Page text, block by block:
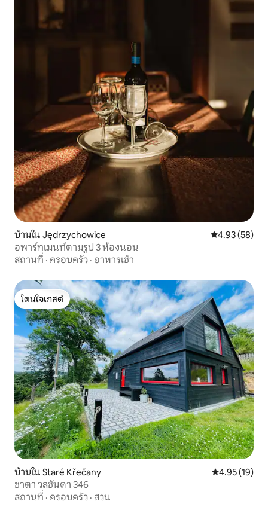
บ้านใน Jędrzychowice คะแนนเฉลี่ย
4.93 (58)
อพาร์ทเมนท์ตามรูป 3 ห้องนอน
สถานที่ · ครอบครัว · อาหารเช้า
โดนใจเกสต์
โดนใจเกสต์
บ้านใน Staré Křečany คะแนนเฉลี่ย
4.95 (19)
ชาตา วลชันดา 346
สถานที่ · ครอบครัว · สวน